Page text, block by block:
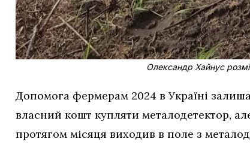
Олександр Хайнус
Допомога фермерам 2024 в Україні
власний кошт купляти металодетектор,
протягом місяця виходив в поле з